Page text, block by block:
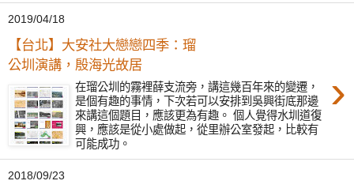
2019/04/18
【台北】大安社大戀戀四季：瑠
公圳演講，殷海光故居
›
在瑠公圳的霧裡薛支流旁，講這幾百年來的變遷，
是個有趣的事情，下次若可以安排到吳興街底那邊
來講這個題目，應該更為有趣。 個人覺得水圳道復
興，應該是從小處做起，從里辦公室發起，比較有
可能成功。
2018/09/23